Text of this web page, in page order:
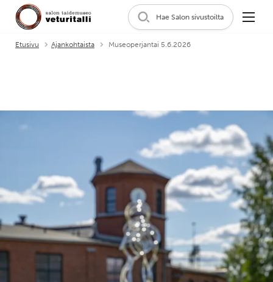
Hae Salon sivustoilta
Etusivu Ajankohtaista Museoperjantai 5.6.2026